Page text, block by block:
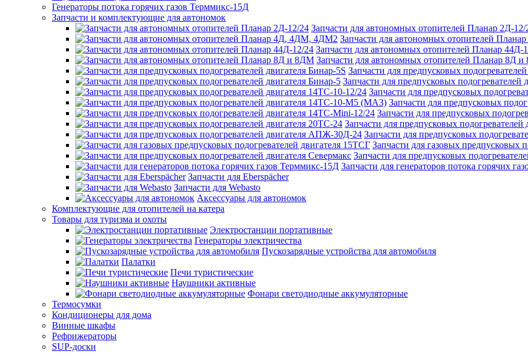
Генераторы потока горячих газов Терммикс-15Д
Запчасти и комплектующие для автономок
Запчасти для автономных отопителей Планар 2Д-12/
Запчасти для автономных отопителей
Запчасти для автономных отопителей Планар 44Д-
Запчасти для автономных отопителей Планар 8Д
Запчасти для предпусковых
Запчасти для предпусковых подогревателей
Запчасти для предпусковых
Запчасти для предпусковых
Запчасти для предпусковых
Запчасти для предпусковых
Запчасти для предпусковых
Запчасти для газовых предпусковых
Запчасти для предпусковых
Запчасти для генераторов потока горячих
Запчасти для Eberspächer
Запчасти для Webasto
Аксессуары для автономок
Комплектующие для отопителей на катера
Товары для туризма и охоты
Электростанции портативные
Генераторы электричества
Пускозарядные устройства для автомобиля
Палатки
Печи туристические
Наушники активные
Фонари светодиодные аккумуляторные
Термосумки
Кондиционеры для дома
Винные шкафы
Рефрижераторы
SUP-доски